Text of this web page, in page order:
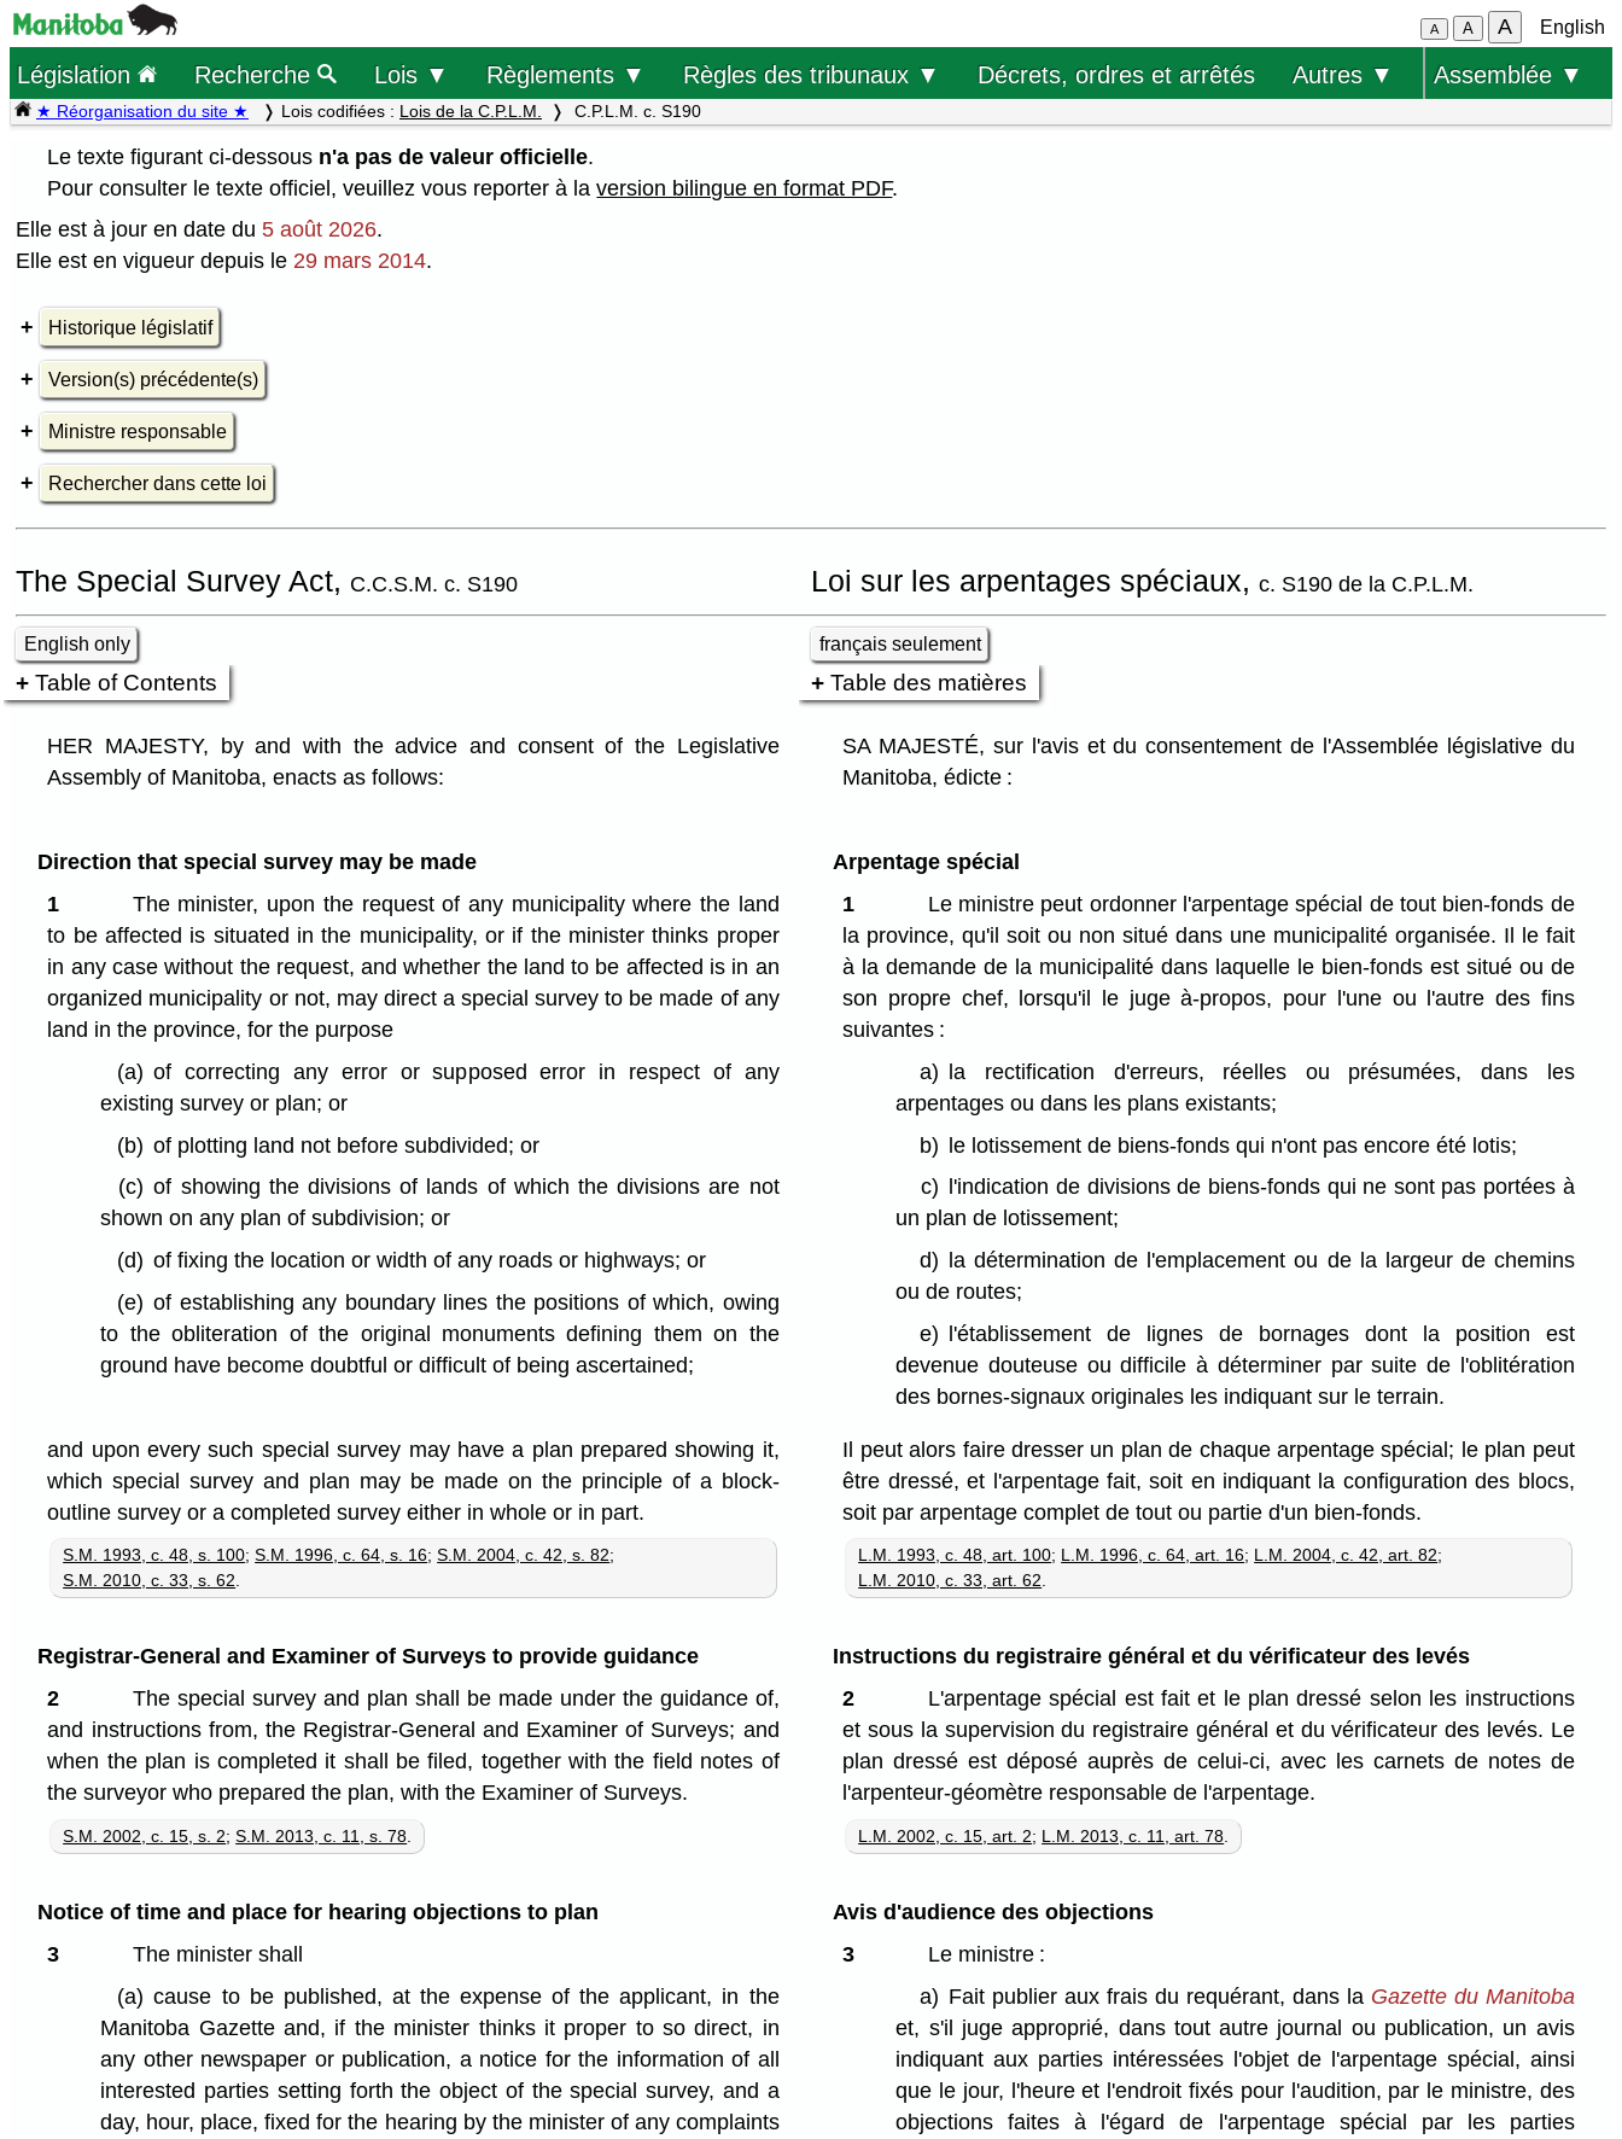
A A A English
Législation Recherche Lois ▼ Règlements ▼ Règles des tribunaux ▼ Décrets, ordres et arrêtés Autres ▼ Assemblée ▼
★ Réorganisation du site ★ Lois codifiées : Lois de la C.P.L.M. C.P.L.M. c. S190
Le texte figurant ci-dessous n'a pas de valeur officielle.
Pour consulter le texte officiel, veuillez vous reporter à laversion bilingue en format PDF.
Elle est à jour en date du 5 août 2026.
Elle est en vigueur depuis le 29 mars 2014.
Historique législatif
Version(s) précédente(s)
Ministre responsable
Rechercher dans cette loi
The Special Survey Act, C.C.S.M. c. S190 Loi sur les arpentages spéciaux, c. S190 de la C.P.L.M.
English only français seulement
Table of Contents Table des matières
HER MAJESTY, by and with the advice and consent of the Legislative
Assembly of Manitoba, enacts as follows:
SA MAJESTÉ, sur l'avis et du consentement de l'Assemblée législative du
Manitoba, édicte :
Direction that special survey may be made
1
The minister, upon the request of any municipality where the land
to be affected is situated in the municipality, or if the minister thinks proper
in any case without the request, and whether the land to be affected is in an
organized municipality or not, may direct a special survey to be made of any
land in the province, for the purpose
(a) of correcting any error or supposed error in respect of any
existing survey or plan; or
(b) of plotting land not before subdivided; or
(c) of showing the divisions of lands of which the divisions are not
shown on any plan of subdivision; or
(d) of fixing the location or width of any roads or highways; or
(e) of establishing any boundary lines the positions of which, owing
to the obliteration of the original monuments defining them on the
ground have become doubtful or difficult of being ascertained;
Arpentage spécial
1
Le ministre peut ordonner l'arpentage spécial de tout bien-fonds de
la province, qu'il soit ou non situé dans une municipalité organisée. Il le fait
à la demande de la municipalité dans laquelle le bien-fonds est situé ou de
son propre chef, lorsqu'il le juge à-propos, pour l'une ou l'autre des fins
suivantes :
a) la rectification d'erreurs, réelles ou présumées, dans les
arpentages ou dans les plans existants;
b) le lotissement de biens-fonds qui n'ont pas encore été lotis;
c)
l'indication de divisions de biens-fonds qui ne sont pas portées à
un plan de lotissement;
d)
la détermination de l'emplacement ou de la largeur de chemins
ou de routes;
e) l'établissement de lignes de bornages dont la position est
devenue douteuse ou difficile à déterminer par suite de l'oblitération
des bornes-signaux originales les indiquant sur le terrain.
and upon every such special survey may have a plan prepared showing it,
which special survey and plan may be made on the principle of a block-
outline survey or a completed survey either in whole or in part.
S.M. 1993, c. 48, s. 100;S.M. 1996, c. 64, s. 16;S.M. 2004, c. 42, s. 82;
S.M. 2010, c. 33, s. 62.
Il peut alors faire dresser un plan de chaque arpentage spécial; le plan peut
être dressé, et l'arpentage fait, soit en indiquant la configuration des blocs,
soit par arpentage complet de tout ou partie d'un bien-fonds.
L.M. 1993, c. 48, art. 100; L.M. 1996, c. 64, art. 16; L.M. 2004, c. 42, art. 82;
L.M. 2010, c. 33, art. 62.
Registrar-General and Examiner of Surveys to provide guidance
2
The special survey and plan shall be made under the guidance of,
and instructions from, the Registrar-General and Examiner of Surveys; and
when the plan is completed it shall be filed, together with the field notes of
the surveyor who prepared the plan, with the Examiner of Surveys.
S.M. 2002, c. 15, s. 2;S.M. 2013, c. 11, s. 78
Instructions du registraire général et du vérificateur des levés
2
L'arpentage spécial est fait et le plan dressé selon les instructions
et sous la supervision du registraire général et du vérificateur des levés. Le
plan dressé est déposé auprès de celui-ci, avec les carnets de notes de
l'arpenteur-géomètre responsable de l'arpentage.
L.M. 2002, c. 15, art. 2; L.M. 2013, c. 11, art. 78
Notice of time and place for hearing objections to plan
3
The minister shall
(a) cause to be published, at the expense of the applicant, in the
Manitoba Gazette and, if the minister thinks it proper to so direct, in
any other newspaper or publication, a notice for the information of all
interested parties setting forth the object of the special survey, and a
day, hour, place, fixed for the hearing by the minister of any complaints
Avis d'audience des objections
3
Le ministre :
a) Fait publier aux frais du requérant, dans la Gazette du Manitoba
et, s'il juge approprié, dans tout autre journal ou publication, un avis
indiquant aux parties intéressées l'objet de l'arpentage spécial, ainsi
que le jour, l'heure et l'endroit fixés pour l'audition, par le ministre, des
objections faites à l'égard de l'arpentage spécial par les parties